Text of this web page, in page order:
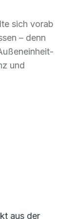
sich vorab
– denn
und
aus der